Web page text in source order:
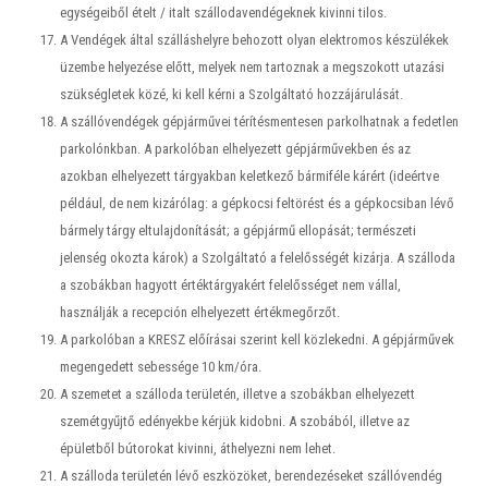
egységeiből ételt / italt szállodavendégeknek kivinni tilos.
A Vendégek által szálláshelyre behozott olyan elektromos készülékek
üzembe helyezése előtt, melyek nem tartoznak a megszokott utazási
szükségletek közé, ki kell kérni a Szolgáltató hozzájárulását.
A szállóvendégek gépjárművei térítésmentesen parkolhatnak a fedetlen
parkolónkban. A parkolóban elhelyezett gépjárművekben és az
azokban elhelyezett tárgyakban keletkező bármiféle kárért (ideértve
például, de nem kizárólag: a gépkocsi feltörést és a gépkocsiban lévő
bármely tárgy eltulajdonítását; a gépjármű ellopását; természeti
jelenség okozta károk) a Szolgáltató a felelősségét kizárja. A szálloda
a szobákban hagyott értéktárgyakért felelősséget nem vállal,
használják a recepción elhelyezett értékmegőrzőt.
A parkolóban a KRESZ előírásai szerint kell közlekedni. A gépjárművek
megengedett sebessége 10 km/óra.
A szemetet a szálloda területén, illetve a szobákban elhelyezett
szemétgyűjtő edényekbe kérjük kidobni. A szobából, illetve az
épületből bútorokat kivinni, áthelyezni nem lehet.
A szálloda területén lévő eszközöket, berendezéseket szállóvendég